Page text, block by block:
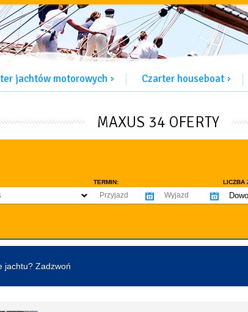
jachtów motorowych Czarter houseboat
MAXUS 34 OFERTY
TERMIN: LICZBA
co
bez patentu / licencji
Lodówka
jachtu? Zadzwoń